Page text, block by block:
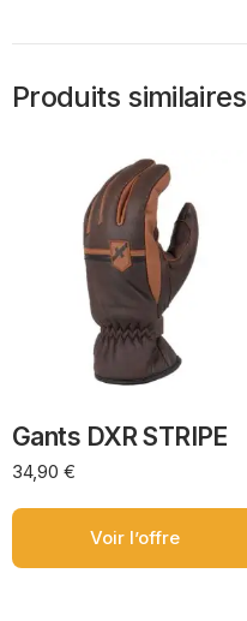
Produits similaires
Gants DXR STRIPE
34,90 €
Voir l’offre